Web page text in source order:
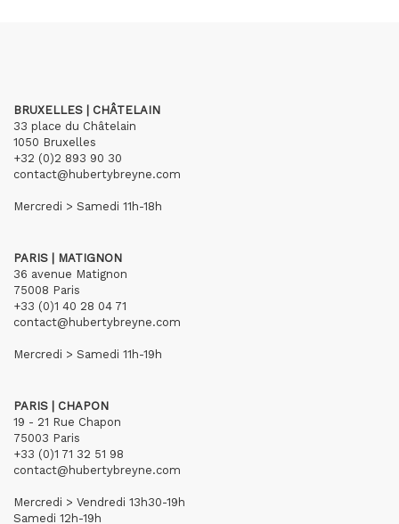
BRUXELLES | CHÂTELAIN
33 place du Châtelain
1050 Bruxelles
+32 (0)2 893 90 30
contact@hubertybreyne.com
Mercredi > Samedi 11h-18h
PARIS | MATIGNON
36 avenue Matignon
75008 Paris
+33 (0)1 40 28 04 71
contact@hubertybreyne.com
Mercredi > Samedi 11h-19h
PARIS | CHAPON
19 - 21 Rue Chapon
75003 Paris
+33 (0)1 71 32 51 98
contact@hubertybreyne.com
Mercredi > Vendredi 13h30-19h
Samedi 12h-19h